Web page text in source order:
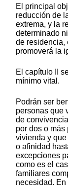
El principal
reducción de
extrema, y la
determinado
de residencia,
promoverá la
El capítulo II
mínimo vital.
Podrán ser
personas que
de
por dos o
vivienda y
o afinidad
excepciones
como es el
familiares
necesidad.